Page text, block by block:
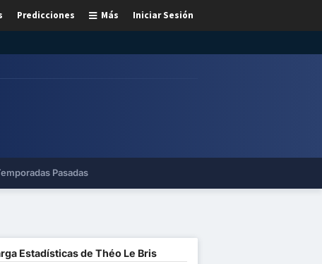
Iniciar Sesión
Más
Predicciones
Pasadas
Estadísticas de Théo Le Bris